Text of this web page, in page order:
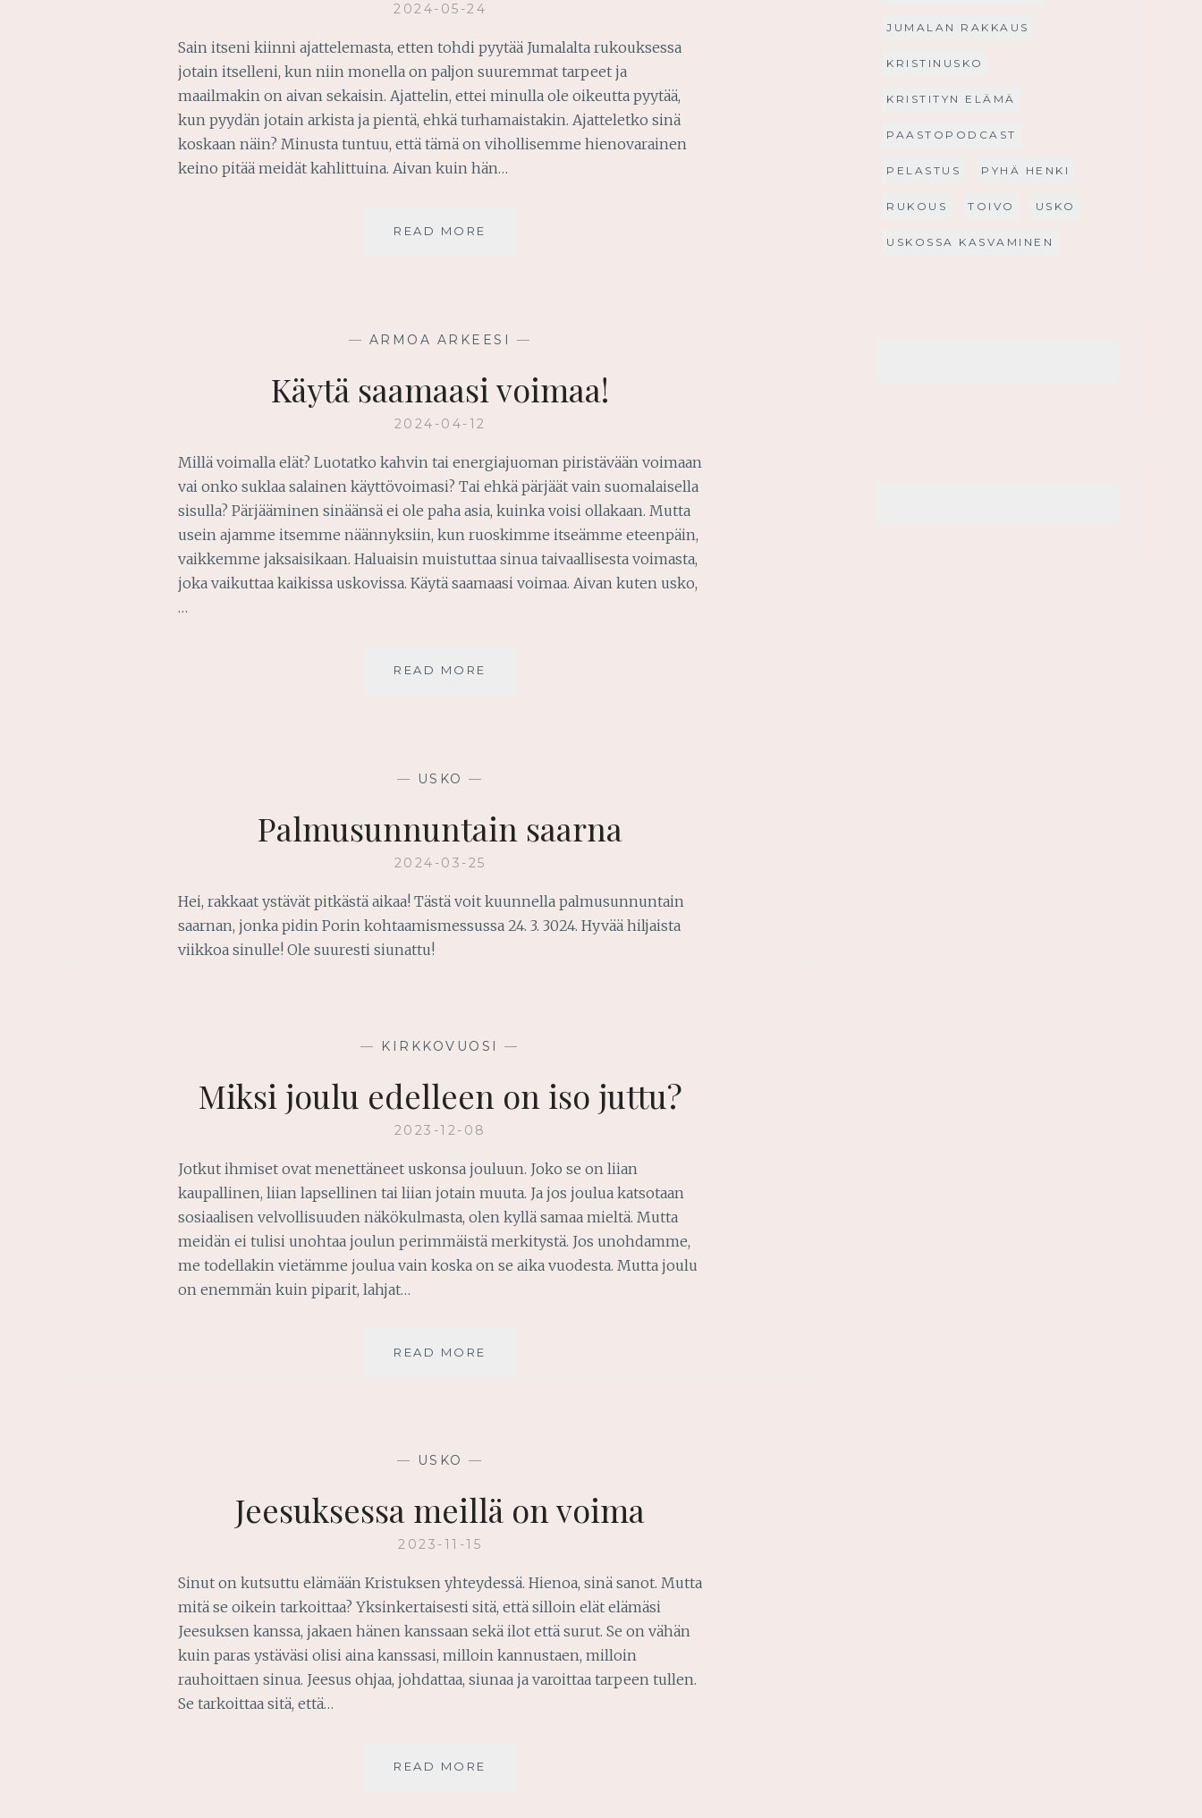
2024-05-24
Sain itseni kiinni ajattelemasta, etten tohdi pyytää Jumalalta rukouksessa
jotain itselleni, kun niin monella on paljon suuremmat tarpeet ja
maailmakin on aivan sekaisin. Ajattelin, ettei minulla ole oikeutta pyytää,
kun pyydän jotain arkista ja pientä, ehkä turhamaistakin. Ajatteletko sinä
koskaan näin? Minusta tuntuu, että tämä on vihollisemme hienovarainen
keino pitää meidät kahlittuina. Aivan kuin hän…
READ MORE
— ARMOA ARKEESI —
Käytä saamaasi voimaa!
2024-04-12
Millä voimalla elät? Luotatko kahvin tai energiajuoman piristävään voimaan
vai onko suklaa salainen käyttövoimasi? Tai ehkä pärjäät vain suomalaisella
sisulla? Pärjääminen sinäänsä ei ole paha asia, kuinka voisi ollakaan. Mutta
usein ajamme itsemme näännyksiin, kun ruoskimme itseämme eteenpäin,
vaikkemme jaksaisikaan. Haluaisin muistuttaa sinua taivaallisesta voimasta,
joka vaikuttaa kaikissa uskovissa. Käytä saamaasi voimaa. Aivan kuten usko,
…
READ MORE
— USKO —
Palmusunnuntain saarna
2024-03-25
Hei, rakkaat ystävät pitkästä aikaa! Tästä voit kuunnella palmusunnuntain
saarnan, jonka pidin Porin kohtaamismessussa 24. 3. 3024. Hyvää hiljaista
viikkoa sinulle! Ole suuresti siunattu!
— KIRKKOVUOSI —
Miksi joulu edelleen on iso juttu?
2023-12-08
Jotkut ihmiset ovat menettäneet uskonsa jouluun. Joko se on liian
kaupallinen, liian lapsellinen tai liian jotain muuta. Ja jos joulua katsotaan
sosiaalisen velvollisuuden näkökulmasta, olen kyllä samaa mieltä. Mutta
meidän ei tulisi unohtaa joulun perimmäistä merkitystä. Jos unohdamme,
me todellakin vietämme joulua vain koska on se aika vuodesta. Mutta joulu
on enemmän kuin piparit, lahjat…
READ MORE
— USKO —
Jeesuksessa meillä on voima
2023-11-15
Sinut on kutsuttu elämään Kristuksen yhteydessä. Hienoa, sinä sanot. Mutta
mitä se oikein tarkoittaa? Yksinkertaisesti sitä, että silloin elät elämäsi
Jeesuksen kanssa, jakaen hänen kanssaan sekä ilot että surut. Se on vähän
kuin paras ystäväsi olisi aina kanssasi, milloin kannustaen, milloin
rauhoittaen sinua. Jeesus ohjaa, johdattaa, siunaa ja varoittaa tarpeen tullen.
Se tarkoittaa sitä, että…
READ MORE
JUMALAN RAKKAUS
KRISTINUSKO
KRISTITYN ELÄMÄ
PAASTOPODCAST
PELASTUS PYHÄ HENKI
RUKOUS TOIVO USKO
USKOSSA KASVAMINEN